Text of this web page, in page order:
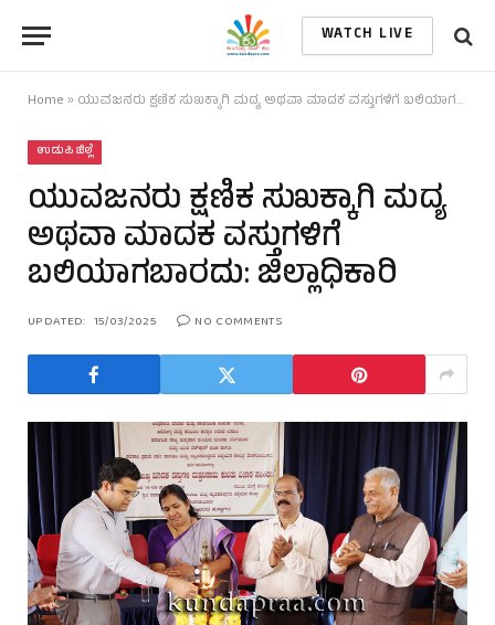
WATCH LIVE
Home » ಯುವಜನರು ಕ್ಷಣಿಕ ಸುಖಕ್ಕಾಗಿ ಮದ್ಯ ಅಥವಾ ಮಾದಕ ವಸ್ತುಗಳಿಗೆ ಬಲಿಯಾಗಬಾರದು: ಜಿಲ್ಲಾಧಿಕಾರಿ
ಉಡುಪಿ ಜಿಲ್ಲೆ
ಯುವಜನರು ಕ್ಷಣಿಕ ಸುಖಕ್ಕಾಗಿ ಮದ್ಯ
ಅಥವಾ ಮಾದಕ ವಸ್ತುಗಳಿಗೆ
ಬಲಿಯಾಗಬಾರದು: ಜಿಲ್ಲಾಧಿಕಾರಿ
UPDATED: 15/03/2025 NO COMMENTS